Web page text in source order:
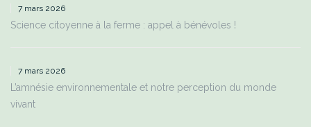
7 mars 2026
Science citoyenne à la ferme : appel à bénévoles !
7 mars 2026
L’amnésie environnementale et notre perception du monde
vivant